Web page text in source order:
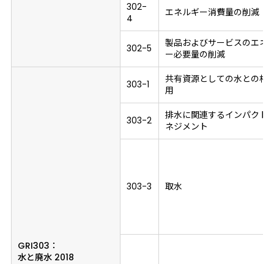
302-
4
エネルギー消費量の削減
302-5
製品およびサービスのエネ
ー必要量の削減
GRI303：
水と廃水 2018
303-1
共有資源としての水との相
用
303-2
排水に関連するインパクト
ネジメント
303-3 取水